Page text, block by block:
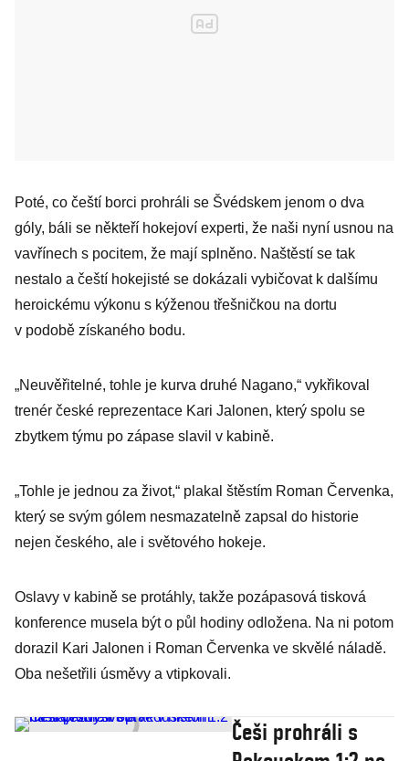
Poté, co čeští borci prohráli se Švédskem jenom o dva
góly, báli se někteří hokejoví experti, že naši nyní usnou na
vavřínech s pocitem, že mají splněno. Naštěstí se tak
nestalo a čeští hokejisté se dokázali vybičovat k dalšímu
heroickému výkonu s kýženou třešničkou na dortu
v podobě získaného bodu.
„Neuvěřitelné, tohle je kurva druhé Nagano,“ vykřikoval
trenér české reprezentace Kari Jalonen, který spolu se
zbytkem týmu po zápase slavil v kabině.
„Tohle je jednou za život,“ plakal štěstím Roman Červenka,
který se svým gólem nesmazatelně zapsal do historie
nejen českého, ale i světového hokeje.
Oslavy v kabině se protáhly, takže pozápasová tisková
konference musela být o půl hodiny odložena. Na ni potom
dorazil Kari Jalonen i Roman Červenka ve skvělé náladě.
Oba nešetřili úsměvy a vtipkovali.
Češi prohráli s